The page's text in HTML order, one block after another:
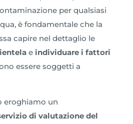
per qualsiasi
è fondamentale che la
capire nel dettaglio le
e individuare i fattori
essere soggetti a
eroghiamo un
di valutazione del